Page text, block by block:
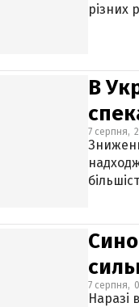
різних
В
7 серпня,
7 серпня,
Наразі